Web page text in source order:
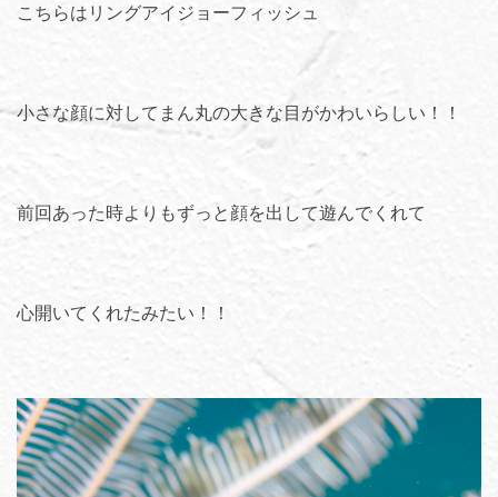
こちらはリングアイジョーフィッシュ
小さな顔に対してまん丸の大きな目がかわいらしい！！
前回あった時よりもずっと顔を出して遊んでくれて
心開いてくれたみたい！！